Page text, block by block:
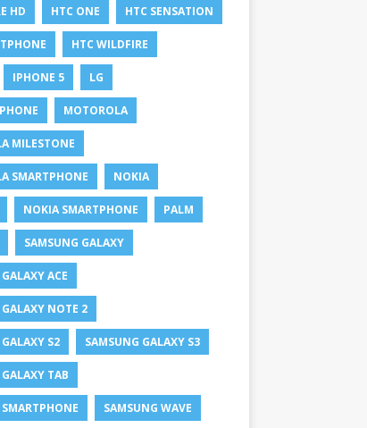
HD HTC ONE HTC SENSATION
HTC WILDFIRE
IPHONE 5 LG
MOTOROLA
MILESTONE
SMARTPHONE NOKIA
NOKIA SMARTPHONE PALM
SAMSUNG GALAXY
ACE
NOTE 2
S2 SAMSUNG GALAXY S3
TAB
SAMSUNG WAVE